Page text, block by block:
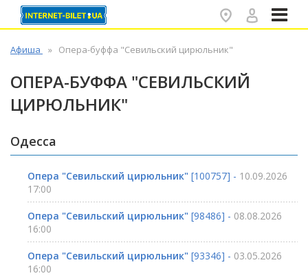
Афиша Опера-буффа "Севильский цирюльник"
ОПЕРА-БУФФА "СЕВИЛЬСКИЙ
ЦИРЮЛЬНИК"
Одесса
Опера "Севильский цирюльник" [100757] - 10.09.2026
17:00
Опера "Севильский цирюльник" [98486] - 08.08.2026
16:00
Опера "Севильский цирюльник" [93346] - 03.05.2026
16:00